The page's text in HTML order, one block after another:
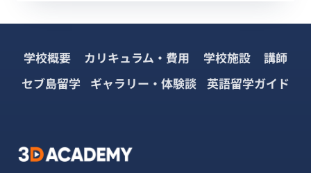
学校概要 カリキュラム・費用 学校施設
講師
セブ島留学 ギャラリー・体験談 英語留学ガイド